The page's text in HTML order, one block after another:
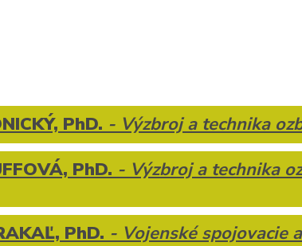
PhD. - Výzbroj a technika
PhD. - Výzbroj a technika
PhD. - Vojenské spojovacie